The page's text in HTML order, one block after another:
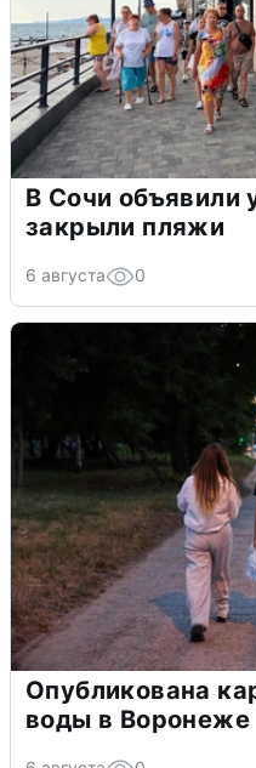
В Сочи объявили
закрыли пляжи
6 августа 0
Опубликована
воды в Воронеже